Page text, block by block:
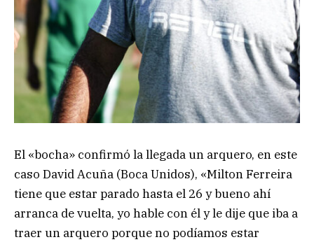
El «bocha» confirmó la llegada un arquero, en este
caso David Acuña (Boca Unidos), «Milton Ferreira
tiene que estar parado hasta el 26 y bueno ahí
arranca de vuelta, yo hable con él y le dije que iba a
traer un arquero porque no podíamos estar